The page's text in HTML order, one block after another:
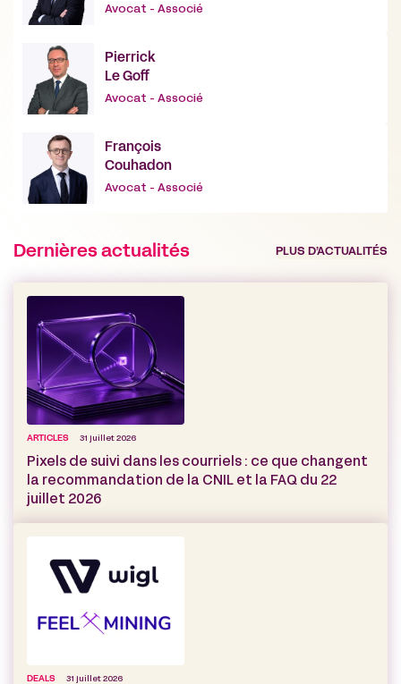
Avocat - Associé
Pierrick
Le Goff
Avocat - Associé
François
Couhadon
Avocat - Associé
Dernières actualités PLUS D’ACTUALITÉS
ARTICLES 31 juillet 2026
Pixels de suivi dans les courriels : ce que changent
la recommandation de la CNIL et la FAQ du 22
juillet 2026
DEALS 31 juillet 2026